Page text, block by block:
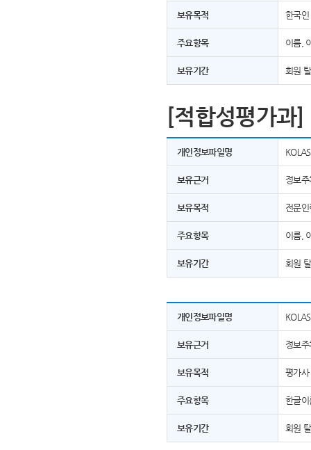
보유목적 한국
주요항목 이름,
보유기간 회원
[적합성평가과]
개인정보파일명
보유근거 정보
보유목적 전문
주요항목 이름,
보유기간 회원
개인정보파일명
보유근거 정보
보유목적 평가
주요항목 한글
보유기간 회원